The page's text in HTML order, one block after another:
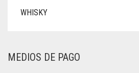
WHISKY
MEDIOS DE PAGO